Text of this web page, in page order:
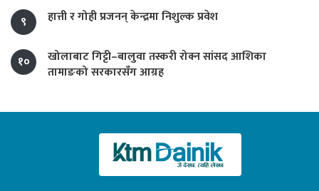
९ हात्ती र गोही प्रजनन् केन्द्रमा निशुल्क प्रवेश
१०
खोलाबाट गिट्टी–बालुवा तस्करी रोक्न सांसद आशिका
तामाङको सरकारसँग आग्रह